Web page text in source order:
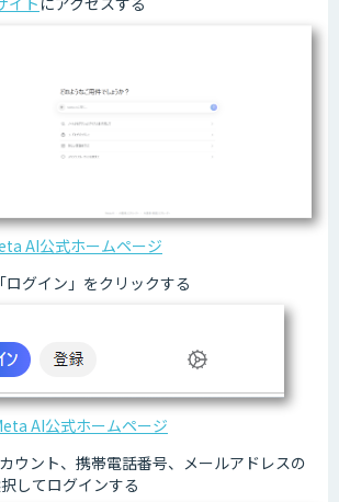
AI公式ホームページ
ログイン」をクリックする
AI公式ホームページ
ウント、携帯電話番号、メールアドレスの
してログインする